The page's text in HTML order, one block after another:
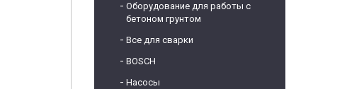
Оборудование для работы с
бетоном грунтом
Все для сварки
BOSCH
Насосы